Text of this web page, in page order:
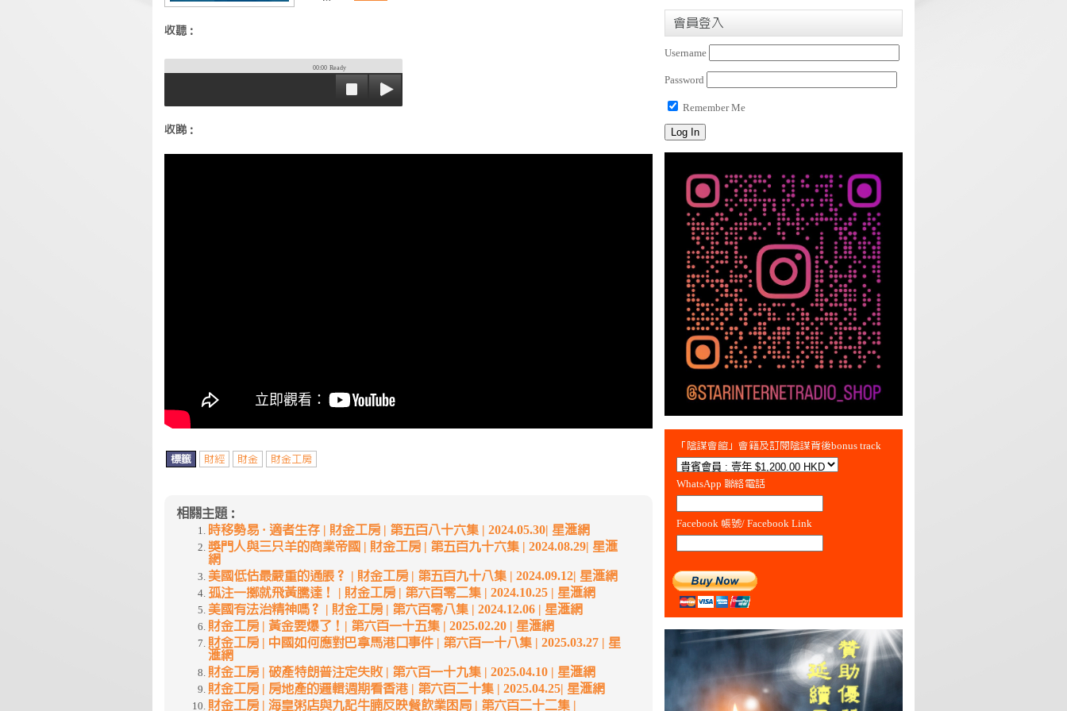
收聽：
00:00 Ready
收睇：
標籤 財經 財金 財金工房
相關主題：
時移勢易 · 適者生存 | 財金工房 | 第五百八十六集 | 2024.05.30| 星滙網
獎門人與三只羊的商業帝國 | 財金工房 | 第五百九十六集 | 2024.08.29| 星滙
網
美國低估最嚴重的通脹？ | 財金工房 | 第五百九十八集 | 2024.09.12| 星滙網
孤注一擲就飛黃騰達！ | 財金工房 | 第六百零二集 | 2024.10.25 | 星滙網
美國有法治精神嗎？ | 財金工房 | 第六百零八集 | 2024.12.06 | 星滙網
財金工房 | 黃金要爆了！| 第六百一十五集 | 2025.02.20 | 星滙網
財金工房 | 中國如何應對巴拿馬港口事件 | 第六百一十八集 | 2025.03.27 | 星
滙網
財金工房 | 破產特朗普注定失敗 | 第六百一十九集 | 2025.04.10 | 星滙網
財金工房 | 房地產的邏輯週期看香港 | 第六百二十集 | 2025.04.25| 星滙網
財金工房 | 海皇粥店與九記牛腩反映餐飲業困局 | 第六百二十二集 |
會員登入
Username
Password
Remember Me
「陰謀會館」會籍及訂閱陰謀背後bonus track
WhatsApp 聯絡電話
Facebook 帳號/ Facebook Link